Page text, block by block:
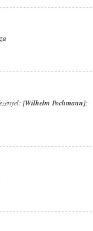
[Wilhelm Pochmann];